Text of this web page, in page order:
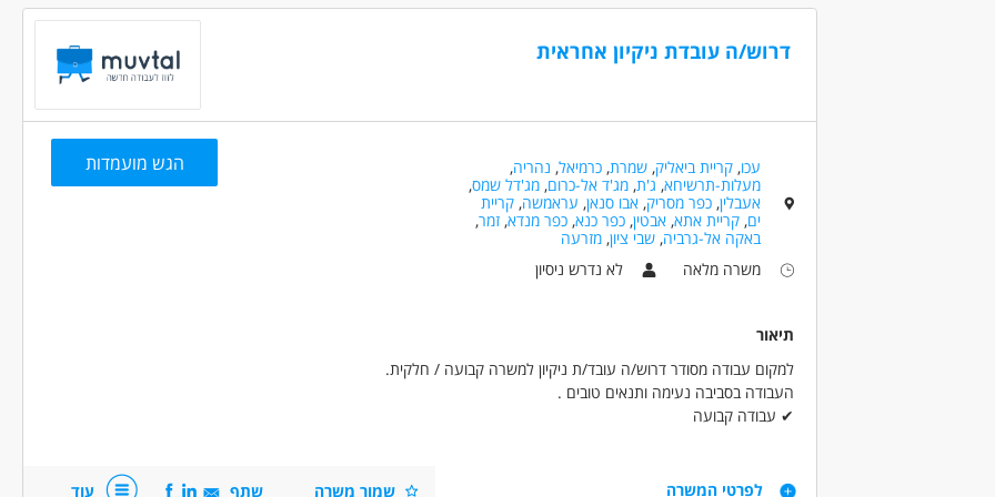
✔ ניסיון בעבודה משרדית - יתרון
✔ רעב להצלחה ויכולת סגירה גבוהה
מכירות - בק-אופיס
מכירות - מכירות שטח מכירות - מתאם/ת מכירות
מאפייני משרה
עד שנה ניסיון
עבודה מיידית משרה חלקית
דרוש/ה עובדת ניקיון אחראית
הגש מועמדות עכו,קריית ביאליק,שמרת,כרמיאל, נהריה,
מעלות-תרשיחא, ג'ת,מג'ד אל-כרום,מג'דל שמס,
אעבלין,כפר מסריק,אבו סנאן, עראמשה,קריית
ים,קריית אתא,אבטין,כפר כנא,כפר מנדא,זמר,
באקה אל-גרביה,שבי ציון,מזרעה
משרה מלאה
לא נדרש ניסיון
תיאור
למקום עבודה מסודר דרוש/ה עובד/ת ניקיון למשרה קבועה / חלקית.
העבודה בסביבה נעימה ותנאים טובים .
✔ עבודה קבועה
לפרטי המשרה שמור משרה שתף עוד